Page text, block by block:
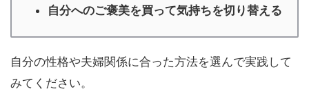
自分へのご褒美を買って気持ちを切り替える
自分の性格や夫婦関係に合った方法を選んで実践して
みてください。